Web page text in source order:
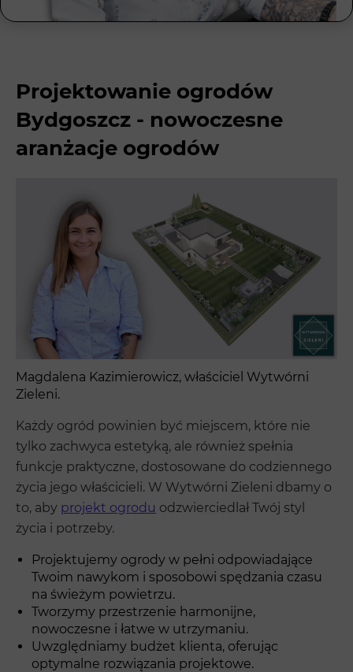
Projektowanie ogrodów
Bydgoszcz - nowoczesne
aranżacje ogrodów
Magdalena Kazimierowicz, właściciel Wytwórni
Zieleni.
Każdy ogród powinien być miejscem, które nie
tylko zachwyca estetyką, ale również spełnia
funkcje praktyczne, dostosowane do codziennego
życia jego właścicieli. W Wytwórni Zieleni dbamy o
to, aby projekt ogrodu odzwierciedlał Twój styl
życia i potrzeby.
Projektujemy ogrody w pełni odpowiadające
Twoim nawykom i sposobowi spędzania czasu
na świeżym powietrzu.
Tworzymy przestrzenie harmonijne,
nowoczesne i łatwe w utrzymaniu.
Uwzględniamy budżet klienta, oferując
optymalne rozwiązania projektowe.